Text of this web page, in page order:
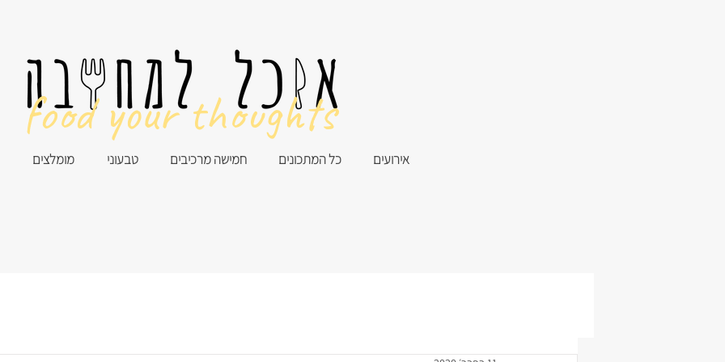
מומלצים טבעוני חמישה מרכיבים כל המתכונים אירועים
food your thoughts